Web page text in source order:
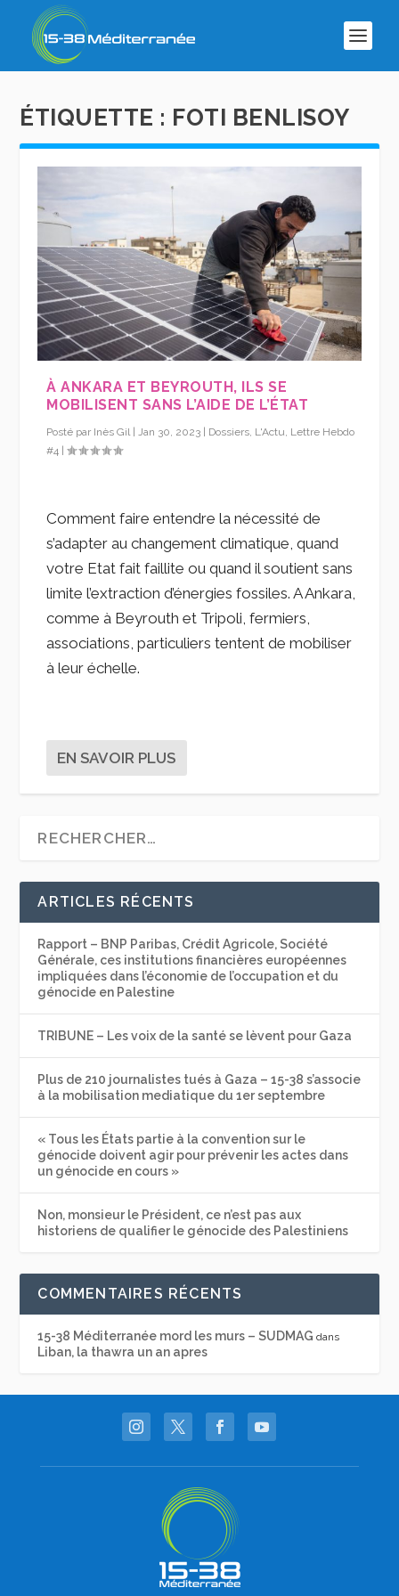
ÉTIQUETTE : FOTI BENLISOY
À ANKARA ET BEYROUTH, ILS SE
MOBILISENT SANS L’AIDE DE L’ÉTAT
Posté par Inès Gil | Jan 30, 2023 | Dossiers L'Actu Lettre Hebdo
#4 |
Comment faire entendre la nécessité de
s’adapter au changement climatique, quand
votre Etat fait faillite ou quand il soutient sans
limite l’extraction d’énergies fossiles. A Ankara,
comme à Beyrouth et Tripoli, fermiers,
associations, particuliers tentent de mobiliser
à leur échelle.
EN SAVOIR PLUS
ARTICLES RÉCENTS
Rapport – BNP Paribas, Crédit Agricole, Société
Générale, ces institutions financières européennes
impliquées dans l’économie de l’occupation et du
génocide en Palestine
TRIBUNE – Les voix de la santé se lèvent pour Gaza
Plus de 210 journalistes tués à Gaza – 15-38 s’associe
à la mobilisation mediatique du 1er septembre
« Tous les États partie à la convention sur le
génocide doivent agir pour prévenir les actes dans
un génocide en cours »
Non, monsieur le Président, ce n’est pas aux
historiens de qualifier le génocide des Palestiniens
COMMENTAIRES RÉCENTS
15-38 Méditerranée mord les murs – SUDMAG dans
Liban, la thawra un an apres